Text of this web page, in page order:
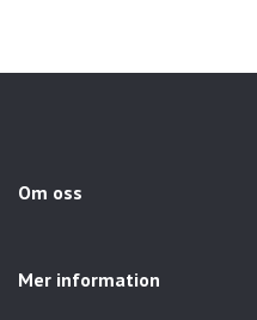
Om oss
Mer information